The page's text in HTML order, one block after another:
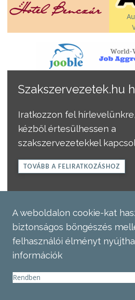
Szakszervezetek.hu
Iratkozzon fel
kézből értesülhessen a
szakszervezetekkel
TOVÁBB A FELIRATKOZÁSHOZ
A weboldalon cookie-kat
biztonságos böngészés
felhasználói élményt
információk
Rendben